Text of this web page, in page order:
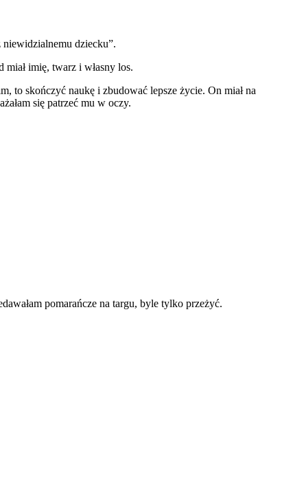
niewidzialnemu dziecku”.
imię, twarz i własny los.
to skończyć naukę i zbudować lepsze życie. On miał na
się patrzeć mu w oczy.
pomarańcze na targu, byle tylko przeżyć.